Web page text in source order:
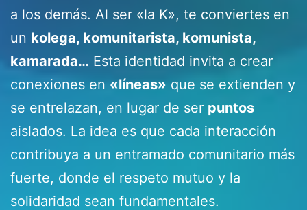
a los demás. Al ser «la K», te conviertes en
un kolega, komunitarista, komunista,
kamarada… Esta identidad invita a crear
conexiones en «líneas» que se extienden y
se entrelazan, en lugar de ser puntos
aislados. La idea es que cada interacción
contribuya a un entramado comunitario más
fuerte, donde el respeto mutuo y la
solidaridad sean fundamentales.